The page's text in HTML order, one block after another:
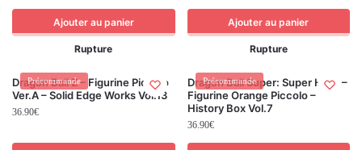
Ajouter au panier Ajouter au panier
Précommande
Rupture
Dragon Ball Z – Figurine Piccolo
Ver.A – Solid Edge Works Vol.13
36.90€
Précommande
Rupture
Dragon Ball Super: Super Hero –
Figurine Orange Piccolo –
History Box Vol.7
36.90€